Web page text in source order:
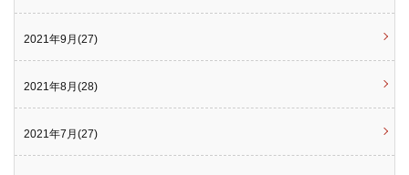
2021年9月(27)
2021年8月(28)
2021年7月(27)